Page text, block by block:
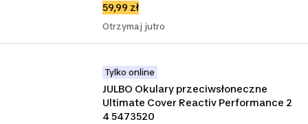
59,99 zł
Otrzymaj jutro
Tylko online
JULBO Okulary przeciwsłoneczne
Ultimate Cover Reactiv Performance 2
4 5473520